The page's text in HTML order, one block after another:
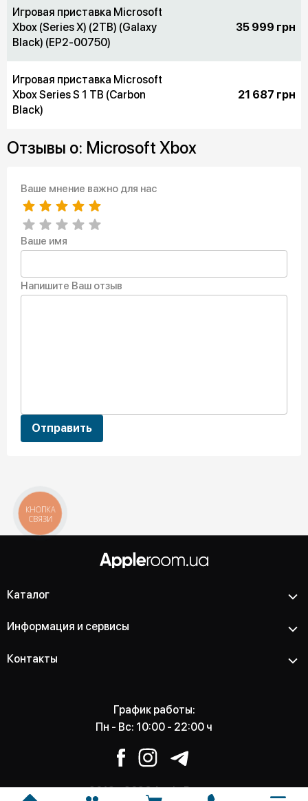
Игровая приставка Microsoft
Xbox (Series X) (2TB) (Galaxy
Black) (EP2-00750)
35 999 грн
Игровая приставка Microsoft
Xbox Series S 1 TB (Carbon
Black)
21 687 грн
Отзывы о: Microsoft Xbox
Ваше мнение важно для нас
Ваше имя
Напишите Ваш отзыв
Отправить
Каталог
Информация и сервисы
Контакты
График работы:
Пн - Вс: 10:00 - 22:00 ч
2012 - 2026 Apple Room -
КНОПКА
СВЯЗИ